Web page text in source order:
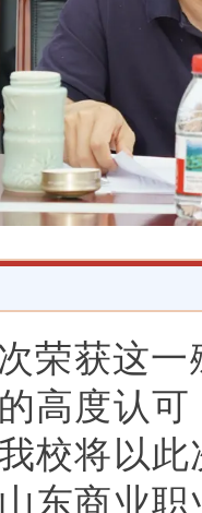
荣获这
高度认
校将以
东商业